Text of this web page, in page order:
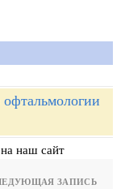
наш сайт
ЗАПИСЬ